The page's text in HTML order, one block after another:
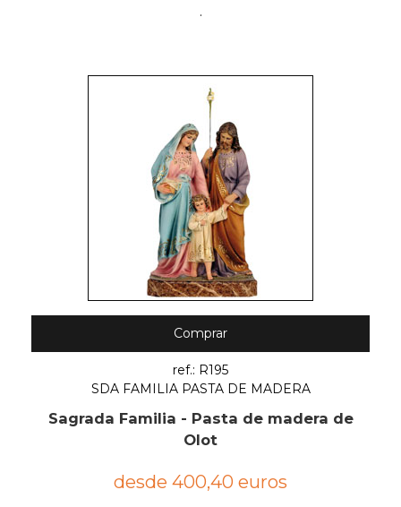
.
Comprar
ref.: R195
SDA FAMILIA PASTA DE MADERA
Sagrada Familia - Pasta de madera de
Olot
desde 400,40 euros